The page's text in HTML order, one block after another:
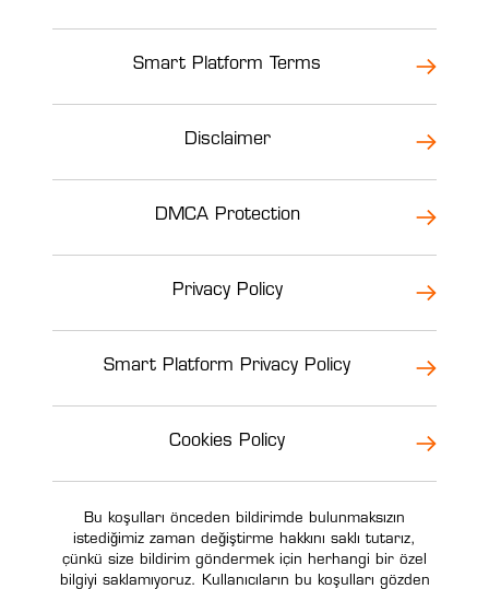
Smart Platform Terms
Disclaimer
DMCA Protection
Privacy Policy
Smart Platform Privacy Policy
Cookies Policy
Bu koşulları önceden bildirimde bulunmaksızın
istediğimiz zaman değiştirme hakkını saklı tutarız,
çünkü size bildirim göndermek için herhangi bir özel
bilgiyi saklamıyoruz. Kullanıcıların bu koşulları gözden